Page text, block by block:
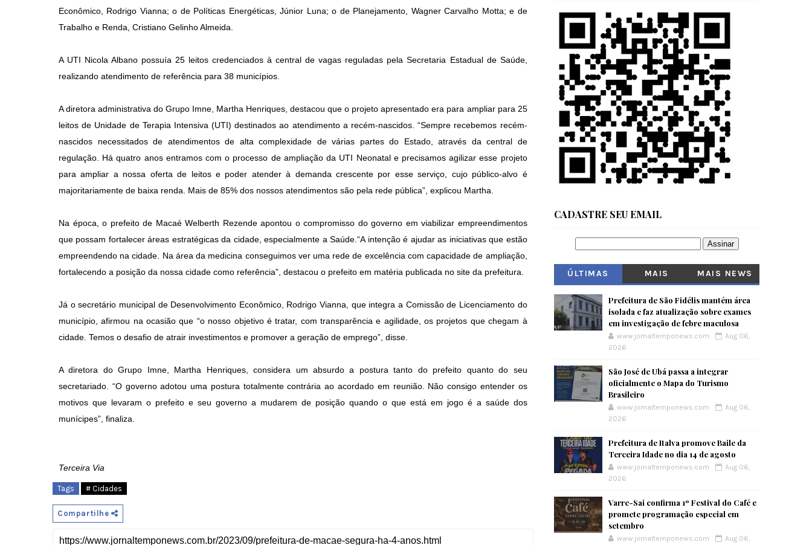
Econômico, Rodrigo Vianna; o de Políticas Energéticas, Júnior Luna; o de Planejamento, Wagner Carvalho Motta; e de
Trabalho e Renda, Cristiano Gelinho Almeida.
A UTI Nicola Albano possuía 25 leitos credenciados à central de vagas reguladas pela Secretaria Estadual de Saúde,
realizando atendimento de referência para 38 municípios.
A diretora administrativa do Grupo Imne, Martha Henriques, destacou que o projeto apresentado era para ampliar para 25
leitos de Unidade de Terapia Intensiva (UTI) destinados ao atendimento a recém-nascidos. “Sempre recebemos recém-
nascidos necessitados de atendimentos de alta complexidade de várias partes do Estado, através da central de
regulação. Há quatro anos entramos com o processo de ampliação da UTI Neonatal e precisamos agilizar esse projeto
para ampliar a nossa oferta de leitos e poder atender à demanda crescente por esse serviço, cujo público-alvo é
majoritariamente de baixa renda. Mais de 85% dos nossos atendimentos são pela rede pública”, explicou Martha.
Na época, o prefeito de Macaé Welberth Rezende apontou o compromisso do governo em viabilizar empreendimentos
que possam fortalecer áreas estratégicas da cidade, especialmente a Saúde.“A intenção é ajudar as iniciativas que estão
empreendendo na cidade. Na área da medicina conseguimos ver uma rede de excelência com capacidade de ampliação,
fortalecendo a posição da nossa cidade como referência”, destacou o prefeito em matéria publicada no site da prefeitura.
Já o secretário municipal de Desenvolvimento Econômico, Rodrigo Vianna, que integra a Comissão de Licenciamento do
município, afirmou na ocasião que “o nosso objetivo é tratar, com transparência e agilidade, os projetos que chegam à
cidade. Temos o desafio de atrair investimentos e promover a geração de emprego”, disse.
A diretora do Grupo Imne, Martha Henriques, considera um absurdo a postura tanto do prefeito quanto do seu
secretariado. “O governo adotou uma postura totalmente contrária ao acordado em reunião. Não consigo entender os
motivos que levaram o prefeito e seu governo a mudarem de posição quando o que está em jogo é a saúde dos
munícipes”, finaliza.
Terceira Via
Tags # Cidades
Compartilhe
CADASTRE SEU EMAIL
ÚLTIMAS
MAIS
MAIS NEWS
Prefeitura de São Fidélis mantém área
isolada e faz atualização sobre exames
em investigação de febre maculosa
www.jornaltemponews.com
Aug 06,
2026
São José de Ubá passa a integrar
oficialmente o Mapa do Turismo
Brasileiro
www.jornaltemponews.com
Aug 06,
2026
Prefeitura de Italva promove Baile da
Terceira Idade no dia 14 de agosto
www.jornaltemponews.com
Aug 06,
2026
Varre-Sai confirma 1º Festival do Café e
promete programação especial em
setembro
www.jornaltemponews.com
Aug 06,